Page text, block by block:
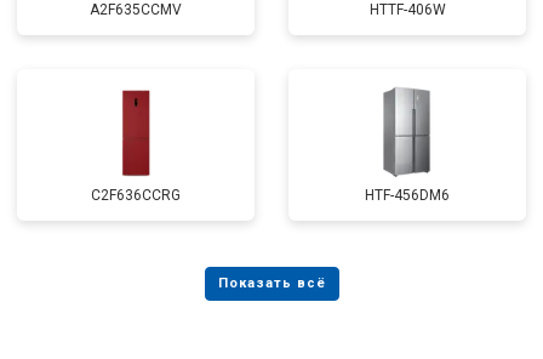
A2F635CCMV HTTF-406W
C2F636CCRG HTF-456DM6